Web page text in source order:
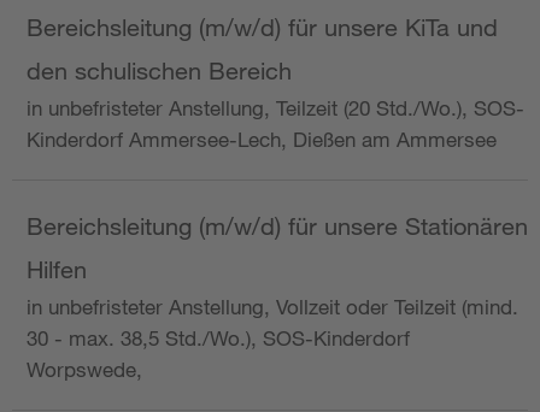
Bereichsleitung (m/w/d) für unsere KiTa und
den schulischen Bereich
in unbefristeter Anstellung, Teilzeit (20 Std./Wo.), SOS-
Kinderdorf Ammersee-Lech, Dießen am Ammersee
Bereichsleitung (m/w/d) für unsere Stationären
Hilfen
in unbefristeter Anstellung, Vollzeit oder Teilzeit (mind.
30 - max. 38,5 Std./Wo.), SOS-Kinderdorf
Worpswede,